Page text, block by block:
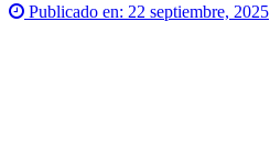
Publicado en: 22 septiembre, 2025